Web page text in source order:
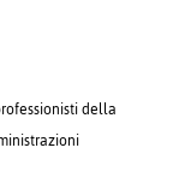
della